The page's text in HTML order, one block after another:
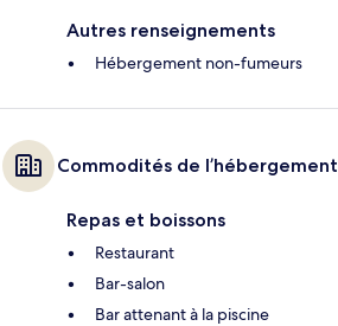
Autres renseignements
Hébergement non-fumeurs
Commodités de l’hébergement
Repas et boissons
Restaurant
Bar-salon
Bar attenant à la piscine